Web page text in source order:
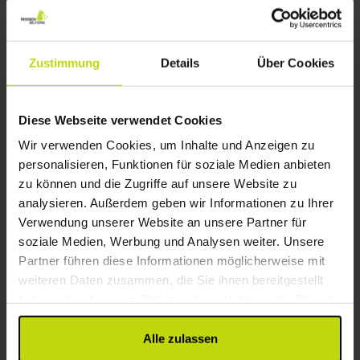
Zustimmung Details Über Cookies
Diese Webseite verwendet Cookies
Wir verwenden Cookies, um Inhalte und Anzeigen zu
personalisieren, Funktionen für soziale Medien anbieten
zu können und die Zugriffe auf unsere Website zu
analysieren. Außerdem geben wir Informationen zu Ihrer
Verwendung unserer Website an unsere Partner für
soziale Medien, Werbung und Analysen weiter. Unsere
Partner führen diese Informationen möglicherweise mit
weiteren Daten zusammen, die Sie ihnen bereitgestellt
gesammelt haben.
Alle zulassen
Wellness-Auszeit am Meer auf Rügen
Hotel Badehaus Goor
Stralsund
ab 165,-
44%